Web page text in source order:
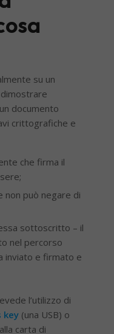
su un
documento
crittografiche e
che firma il
non può negare di
sottoscritto – il
nel percorso
inviato e firmato e
l’utilizzo di
key (una USB) o
carta di